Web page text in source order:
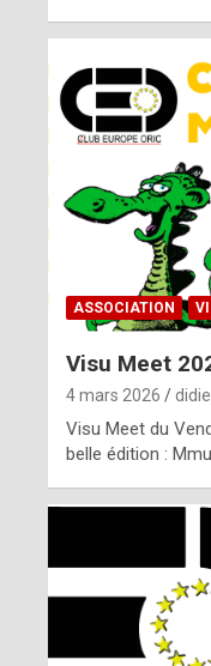
m
ASSOCIATION
Visu Meet
4 mars 2026
Visu Meet du
belle édition : Mmu